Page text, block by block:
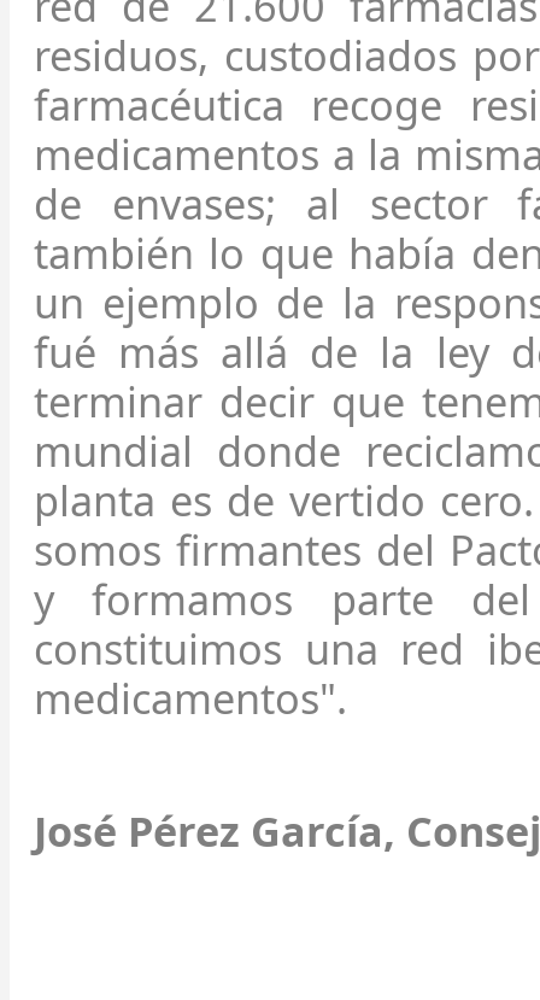
residuos, custodiados
farmacéutica recoge
medicamentos a la
de envases; al sector
también lo que había
un ejemplo de la
fué más allá de la ley
terminar decir que
mundial donde
planta es de vertido
somos firmantes del
y formamos parte del
constituimos una red
medicamentos".
José Pérez García,